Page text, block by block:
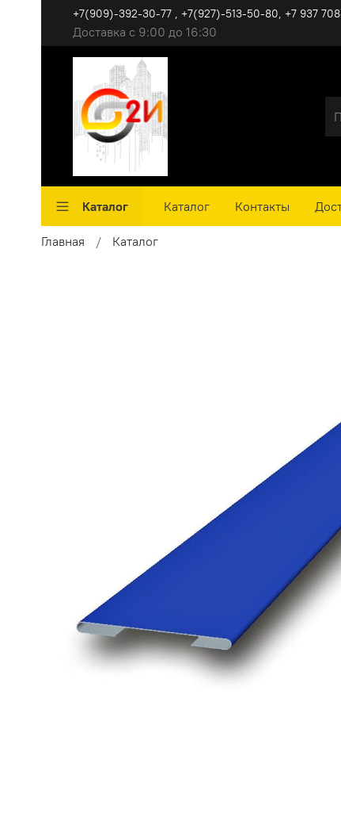
Доставка с 9:00 до 16:30
+7(909)-392-30-77 , +7(927)-513-50-80, ‪+7 937
Каталог Каталог Контакты
Главная Каталог